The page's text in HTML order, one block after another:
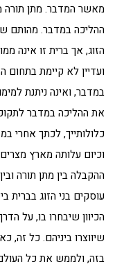
מאשר המדבר. מתן תורה
ההליכה במדבר. מהותם
הזוג, אך ברית זו אינה
ועדיין לא קיימת בתחום
במדבר, ואינה ניתנת
את ההליכה במדבר
כלולותייך, לכתך אחרי
וכיום עלותה מארץ
ההקבלה בין מתן תורה
עוסקים בני הזוג בברית
הכיוון שיבחרו בו, על
שיווצרו ביניהם. כל זה,
בזה, ולממש את כל